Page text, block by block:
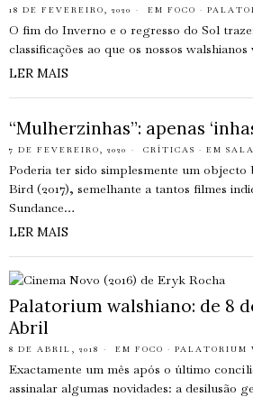
18 DE FEVEREIRO, 2020 EM FOCO ·
O fim do Inverno e o regresso do Sol
classificações ao que os nossos
LER MAIS
“Mulherzinhas”: apenas
7 DE FEVEREIRO, 2020 CRÍTICAS · EM SALA
Poderia ter sido simplesmente um
Bird (2017), semelhante a tantos filmes
Sundance…
LER MAIS
Palatorium walshiano: de 8
Abril
8 DE ABRIL, 2018 EM FOCO · PALATORIUM
Exactamente um mês após o último
assinalar algumas novidades: a desilusão